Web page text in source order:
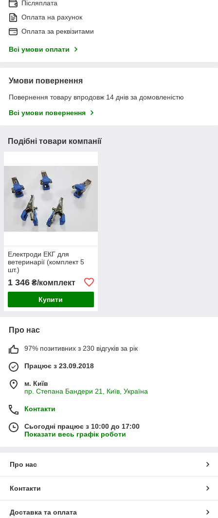
Післяплата
Оплата на рахунок
Оплата за реквізитами
Всі умови оплати
Умови повернення
Повернення товару впродовж 14 днів за домовленістю
Всі умови повернення
Подібні товари компанії
Електроди ЕКГ для
ветеринарії (комплект 5
шт.)
1 346 ₴/комплект
Купити
Про нас
97% позитивних з 230 відгуків за рік
Працює з 23.09.2018
м. Київ
пр. Степана Бандери 21, Київ, Україна
Контакти
Сьогодні працює з 10:00 до 17:00
Показати весь графік роботи
Про нас
Контакти
Доставка та оплата